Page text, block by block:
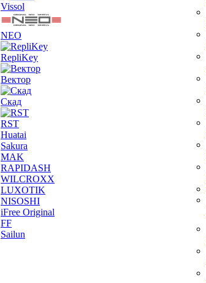
Vissol
NEO
RepliKey
Вектор
Скад
RST
Huatai
Sakura
MAK
RAPIDASH
WILCROXX
LUXOTIK
NISOSHI
iFree Original
FF
Sailun